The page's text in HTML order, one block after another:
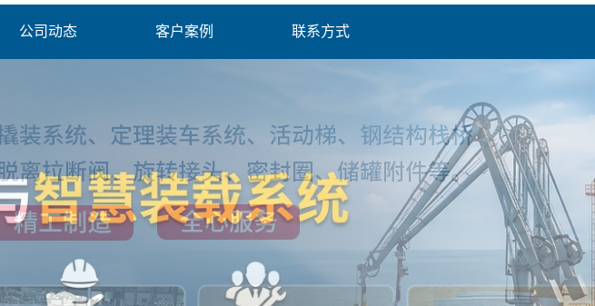
公司动态 客户案例 联系方式